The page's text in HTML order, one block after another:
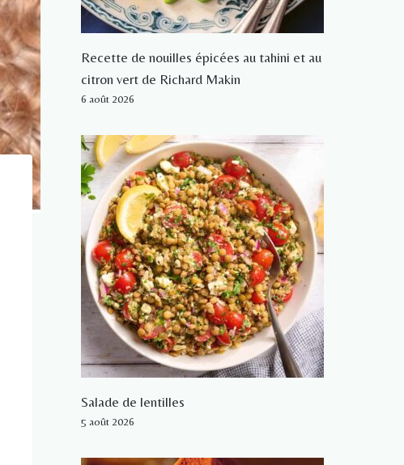
Recette de nouilles épicées au tahini et au
citron vert de Richard Makin
6 août 2026
Salade de lentilles
5 août 2026